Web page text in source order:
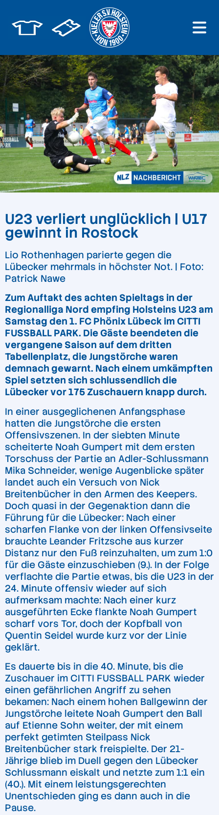
U23 verliert unglücklich | U17
gewinnt in Rostock
Lio Rothenhagen parierte gegen die
Lübecker mehrmals in höchster Not. | Foto:
Patrick Nawe
Zum Auftakt des achten Spieltags in der
Regionalliga Nord empfing Holsteins U23 am
Samstag den 1. FC Phönix Lübeck im CITTI
FUSSBALL PARK. Die Gäste beendeten die
vergangene Saison auf dem dritten
Tabellenplatz, die Jungstörche waren
demnach gewarnt. Nach einem umkämpften
Spiel setzten sich schlussendlich die
Lübecker vor 175 Zuschauern knapp durch.
In einer ausgeglichenen Anfangsphase
hatten die Jungstörche die ersten
Offensivszenen. In der siebten Minute
scheiterte Noah Gumpert mit dem ersten
Torschuss der Partie an Adler-Schlussmann
Mika Schneider, wenige Augenblicke später
landet auch ein Versuch von Nick
Breitenbücher in den Armen des Keepers.
Doch quasi in der Gegenaktion dann die
Führung für die Lübecker: Nach einer
scharfen Flanke von der linken Offensivseite
brauchte Leander Fritzsche aus kurzer
Distanz nur den Fuß reinzuhalten, um zum 1:0
für die Gäste einzuschieben (9.). In der Folge
verflachte die Partie etwas, bis die U23 in der
24. Minute offensiv wieder auf sich
aufmerksam machte: Nach einer kurz
ausgeführten Ecke flankte Noah Gumpert
scharf vors Tor, doch der Kopfball von
Quentin Seidel wurde kurz vor der Linie
geklärt.
Es dauerte bis in die 40. Minute, bis die
Zuschauer im CITTI FUSSBALL PARK wieder
einen gefährlichen Angriff zu sehen
bekamen: Nach einem hohen Ballgewinn der
Jungstörche leitete Noah Gumpert den Ball
auf Etienne Sohn weiter, der mit einem
perfekt getimten Steilpass Nick
Breitenbücher stark freispielte. Der 21-
Jährige blieb im Duell gegen den Lübecker
Schlussmann eiskalt und netzte zum 1:1 ein
(40.). Mit einem leistungsgerechten
Unentschieden ging es dann auch in die
Pause.